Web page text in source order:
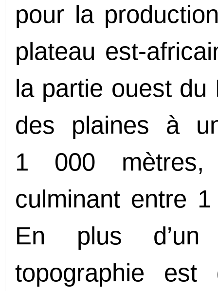
pour la
plateau est-
la partie ouest
des plaines à
1 000 mètres,
culminant entre
En plus
topographie